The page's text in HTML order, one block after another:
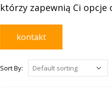
którzy zapewnią Ci
kontakt
Sort By: